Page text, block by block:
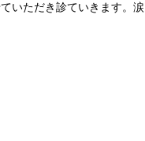
いただき診ていきます。